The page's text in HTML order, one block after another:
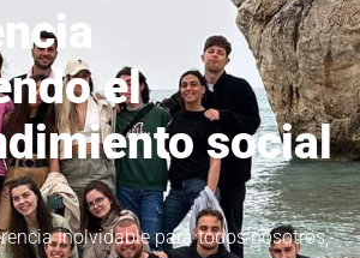
el
social
inolvidable para todos nosotros,